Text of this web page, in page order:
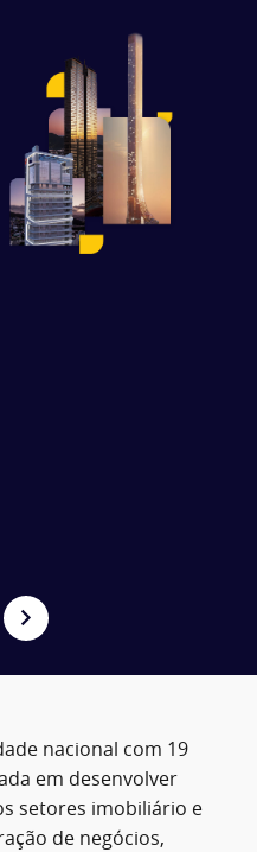
nacional com 19
em desenvolver
setores imobiliário e
de negócios,